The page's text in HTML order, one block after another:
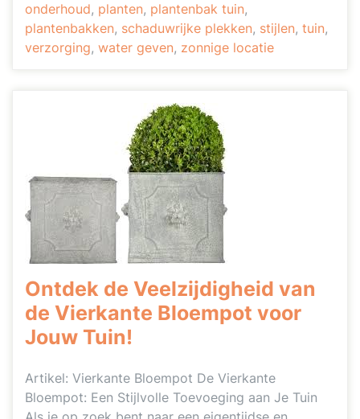
onderhoud, planten, plantenbak tuin,
plantenbakken, schaduwrijke plekken, stijlen, tuin,
verzorging, water geven, zonnige locatie
Ontdek de Veelzijdigheid van
de Vierkante Bloempot voor
Jouw Tuin!
Artikel: Vierkante Bloempot De Vierkante
Bloempot: Een Stijlvolle Toevoeging aan Je Tuin